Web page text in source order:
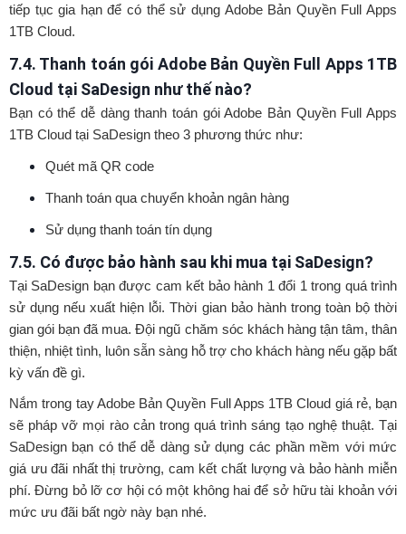
tiếp tục gia hạn để có thể sử dụng Adobe Bản Quyền Full Apps
1TB Cloud.
7.4. Thanh toán gói Adobe Bản Quyền Full Apps 1TB
Cloud tại SaDesign như thế nào?
Bạn có thể dễ dàng thanh toán gói Adobe Bản Quyền Full Apps
1TB Cloud tại SaDesign theo 3 phương thức như:
Quét mã QR code
Thanh toán qua chuyển khoản ngân hàng
Sử dụng thanh toán tín dụng
7.5. Có được bảo hành sau khi mua tại SaDesign?
Tại SaDesign bạn được cam kết bảo hành 1 đổi 1 trong quá trình
sử dụng nếu xuất hiện lỗi. Thời gian bảo hành trong toàn bộ thời
gian gói bạn đã mua. Đội ngũ chăm sóc khách hàng tận tâm, thân
thiện, nhiệt tình, luôn sẵn sàng hỗ trợ cho khách hàng nếu gặp bất
kỳ vấn đề gì.
Nắm trong tay Adobe Bản Quyền Full Apps 1TB Cloud giá rẻ, bạn
sẽ pháp vỡ mọi rào cản trong quá trình sáng tạo nghệ thuật. Tại
SaDesign bạn có thể dễ dàng sử dụng các phần mềm với mức
giá ưu đãi nhất thị trường, cam kết chất lượng và bảo hành miễn
phí. Đừng bỏ lỡ cơ hội có một không hai để sở hữu tài khoản với
mức ưu đãi bất ngờ này bạn nhé.